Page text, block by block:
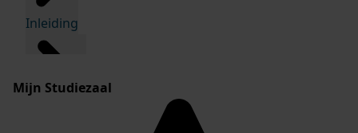
Inleiding
Mijn Studiezaal